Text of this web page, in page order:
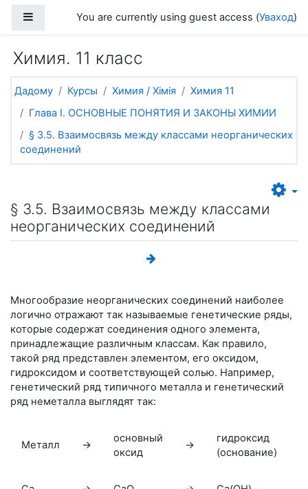
Side panelYou are currently using guest access (Уваход)
Химия. 11 класс
Дадому Курсы Химия / Хімія
Химия 11
Глава I. ОСНОВНЫЕ ПОНЯТИЯ И ЗАКОНЫ ХИМИИ
§ 3.5. Взаимосвязь между классами неорганических
соединений
§ 3.5. Взаимосвязь между классами
неорганических соединений
Многообразие неорганических соединений наиболее
логично отражают так называемые генетические ряды,
которые содержат соединения одного элемента,
принадлежащие различным классам. Как правило,
такой ряд представлен элементом, его оксидом,
гидроксидом и соответствующей солью. Например,
генетический ряд типичного металла и генетический
ряд неметалла выглядят так:
Металл →
основный
оксид
→
гидроксид
(основание)